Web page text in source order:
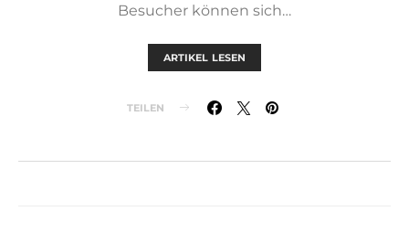
Besucher können sich…
ARTIKEL LESEN
TEILEN